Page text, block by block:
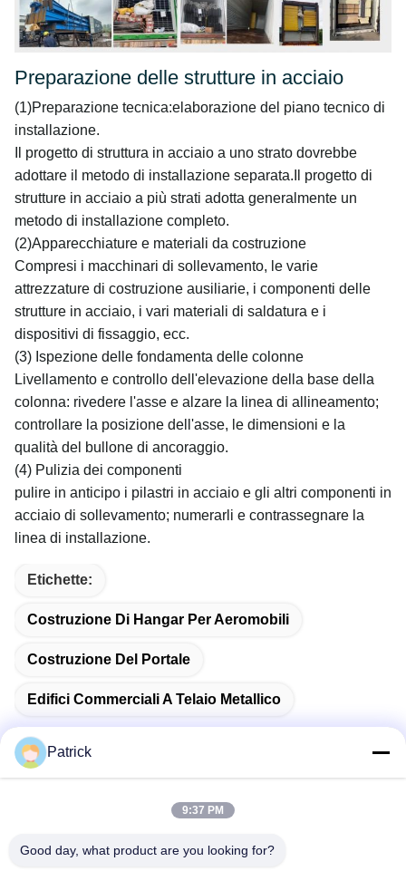
Preparazione delle strutture in acciaio
(1)Preparazione tecnica:elaborazione del piano tecnico di
installazione.
Il progetto di struttura in acciaio a uno strato dovrebbe
adottare il metodo di installazione separata.Il progetto di
strutture in acciaio a più strati adotta generalmente un
metodo di installazione completo.
(2)Apparecchiature e materiali da costruzione
Compresi i macchinari di sollevamento, le varie
attrezzature di costruzione ausiliarie, i componenti delle
strutture in acciaio, i vari materiali di saldatura e i
dispositivi di fissaggio, ecc.
(3) Ispezione delle fondamenta delle colonne
Livellamento e controllo dell'elevazione della base della
colonna: rivedere l'asse e alzare la linea di allineamento;
controllare la posizione dell'asse, le dimensioni e la
qualità del bullone di ancoraggio.
(4) Pulizia dei componenti
pulire in anticipo i pilastri in acciaio e gli altri componenti in
acciaio di sollevamento; numerarli e contrassegnare la
linea di installazione.
Etichette:
Costruzione Di Hangar Per Aeromobili
Costruzione Del Portale
Edifici Commerciali A Telaio Metallico
Indirizzo
Patrick
9:37 PM
Good day, what product are you looking for?